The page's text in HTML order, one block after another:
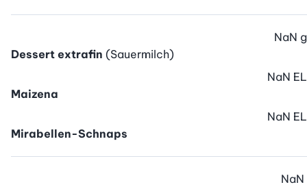
Dessert extrafin (Sauermilch)
NaN g
Maizena
NaN EL
Mirabellen-Schnaps
NaN EL
NaN